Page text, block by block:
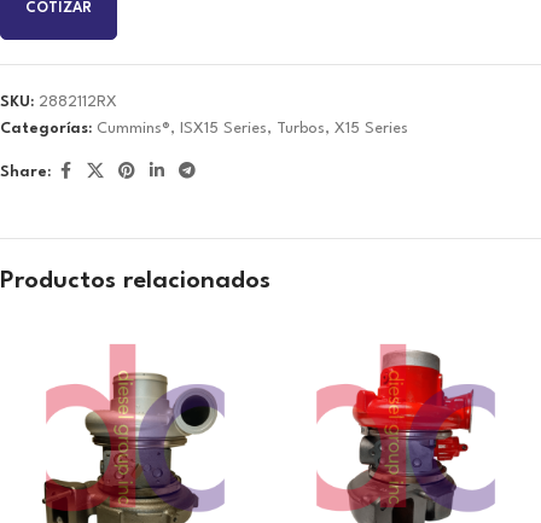
COTIZAR
SKU: 2882112RX
Categorías: Cummins®, ISX15 Series, Turbos, X15 Series
Share:
Productos relacionados